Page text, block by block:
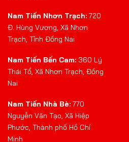
Nam Tiến Nhơn Trạch: 720
Đ. Hùng Vương, Xã Nhơn
Trạch, Tỉnh Đồng Nai
Nam Tiến Bến Cam: 360 Lý
Thái Tổ, Xã Nhơn Trạch, Đồng
Nai
Nam Tiến Nhà Bè: 770
Nguyễn Văn Tạo, Xã Hiệp
Phước, Thành phố Hồ Chí
Minh